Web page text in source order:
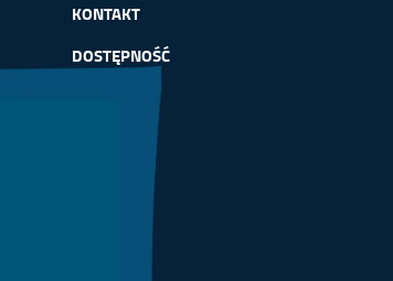
KONTAKT
DOSTĘPNOŚĆ